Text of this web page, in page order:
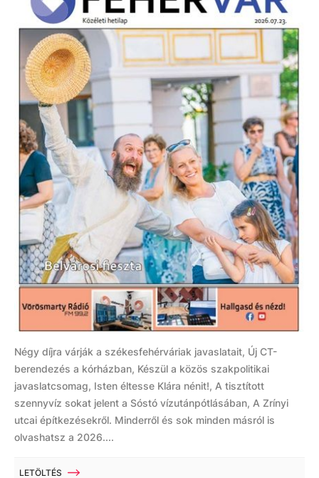
Négy díjra várják a székesfehérváriak javaslatait, Új CT-
berendezés a kórházban, Készül a közös szakpolitikai
javaslatcsomag, Isten éltesse Klára nénit!, A tisztított
szennyvíz sokat jelent a Sóstó vízutánpótlásában, A Zrínyi
utcai építkezésekről. Minderről és sok minden másról is
olvashatsz a 2026....
LETÖLTÉS